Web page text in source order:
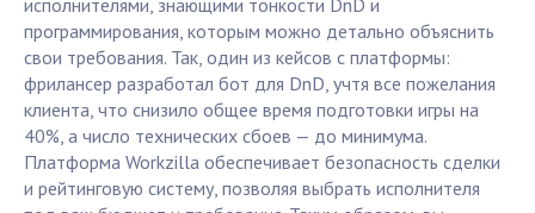
исполнителями, знающими тонкости DnD и
программирования, которым можно детально объяснить
свои требования. Так, один из кейсов с платформы:
фрилансер разработал бот для DnD, учтя все пожелания
клиента, что снизило общее время подготовки игры на
40%, а число технических сбоев — до минимума.
Платформа Workzilla обеспечивает безопасность сделки
и рейтинговую систему, позволяя выбрать исполнителя